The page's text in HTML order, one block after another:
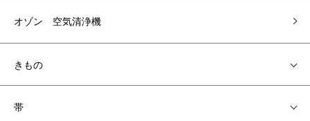
オゾン 空気清浄機
きもの
帯